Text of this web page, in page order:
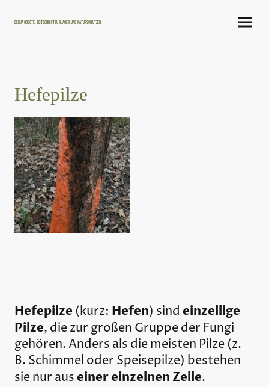
Der Jagdbote, Zeitschrift für Jäger und Naturschützer
Hefepilze
Hefepilze (kurz: Hefen) sind einzellige
Pilze, die zur großen Gruppe der Fungi
gehören. Anders als die meisten Pilze (z.
B. Schimmel oder Speisepilze) bestehen
sie nur auseiner einzelnen Zelle.